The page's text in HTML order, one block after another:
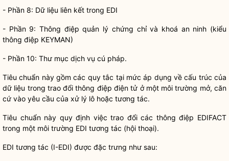
- Phần 8: Dữ liệu liên kết trong EDI
- Phần 9: Thông điệp quản lý chứng chỉ và khoá an ninh (kiểu
thông điệp KEYMAN)
- Phần 10: Thư mục dịch vụ cú pháp.
Tiêu chuẩn này gồm các quy tắc tại mức áp dụng về cấu trúc của
dữ liệu trong trao đổi thông điệp điện tử ở một môi trường mở, căn
cứ vào yêu cầu của xử lý lô hoặc tương tác.
Tiêu chuẩn này quy định việc trao đổi các thông điệp EDIFACT
trong một môi trường EDI tương tác (hội thoại).
EDI tương tác (I-EDI) được đặc trưng như sau: